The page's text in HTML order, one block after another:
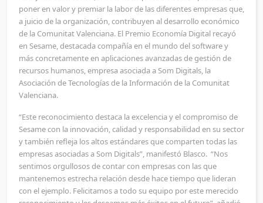
poner en valor y premiar la labor de las diferentes empresas que,
a juicio de la organización, contribuyen al desarrollo económico
de la Comunitat Valenciana. El Premio Economía Digital recayó
en Sesame, destacada compañía en el mundo del software y
más concretamente en aplicaciones avanzadas de gestión de
recursos humanos, empresa asociada a Som Digitals, la
Asociación de Tecnologías de la Información de la Comunitat
Valenciana.
“Este reconocimiento destaca la excelencia y el compromiso de
Sesame con la innovación, calidad y responsabilidad en su sector
y también refleja los altos estándares que comparten todas las
empresas asociadas a Som Digitals”, manifestó Blasco. “Nos
sentimos orgullosos de contar con empresas con las que
mantenemos estrecha relación desde hace tiempo que lideran
con el ejemplo. Felicitamos a todo su equipo por este merecido